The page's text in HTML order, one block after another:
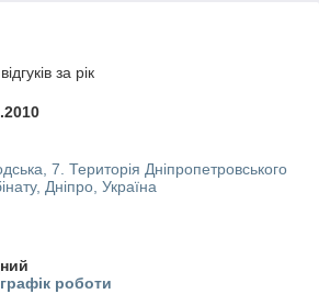
за рік
7. Територія Дніпропетровського
Дніпро, Україна
роботи